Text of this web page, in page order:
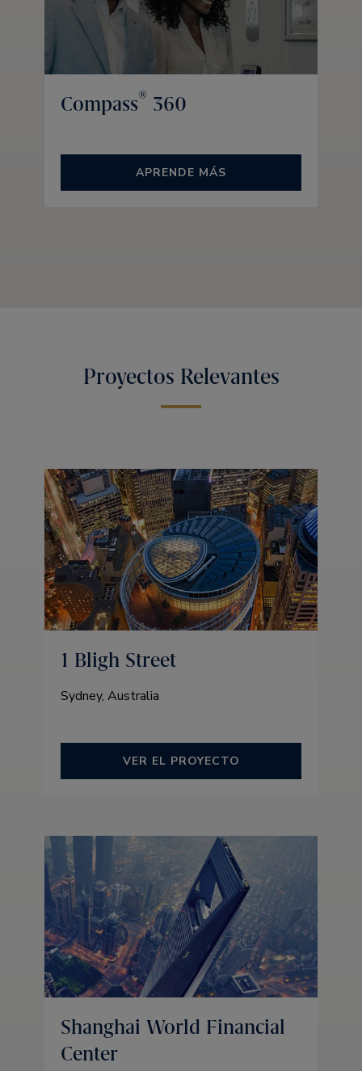
Compass® 360
APRENDE MÁS
Proyectos Relevantes
1 Bligh Street
Sydney, Australia
VER EL PROYECTO
Shanghai World Financial
Center